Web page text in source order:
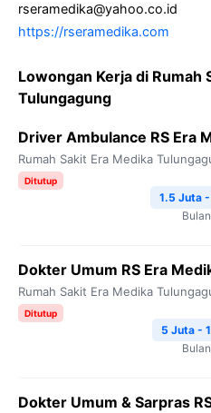
rseramedika@yahoo.co.id
https://rseramedika.com
Lowongan Kerja di Rumah
Tulungagung
Driver Ambulance RS Era
Rumah Sakit Era Medika
Ditutup
1.5 Juta
Dokter Umum RS Era
Rumah Sakit Era Medika
Ditutup
5 Juta -
Dokter Umum & Sarpras